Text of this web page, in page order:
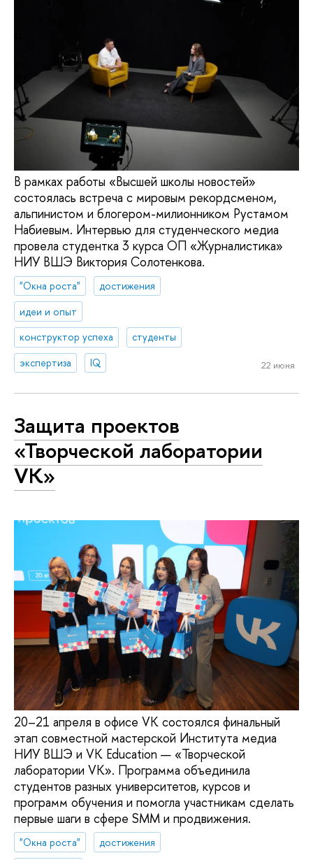
В рамках работы «Высшей школы новостей»
состоялась встреча с мировым рекордсменом,
альпинистом и блогером-милионником Рустамом
Набиевым. Интервью для студенческого медиа
провела студентка 3 курса ОП «Журналистика»
НИУ ВШЭ Виктория Солотенкова.
"Окна роста"
достижения
идеи и опыт
конструктор успеха
студенты
экспертиза
IQ 22 июня
Защита проектов
«Творческой лаборатории
VK»
20–21 апреля в офисе VK состоялся финальный
этап совместной мастерской Института медиа
НИУ ВШЭ и VK Education — «Творческой
лаборатории VK». Программа объединила
студентов разных университетов, курсов и
программ обучения и помогла участникам сделать
первые шаги в сфере SMM и продвижения.
"Окна роста"
достижения